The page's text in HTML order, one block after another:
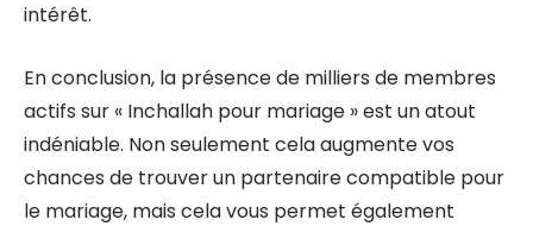
intérêt.
En conclusion, la présence de milliers de membres
actifs sur « Inchallah pour mariage » est un atout
indéniable. Non seulement cela augmente vos
chances de trouver un partenaire compatible pour
le mariage, mais cela vous permet également